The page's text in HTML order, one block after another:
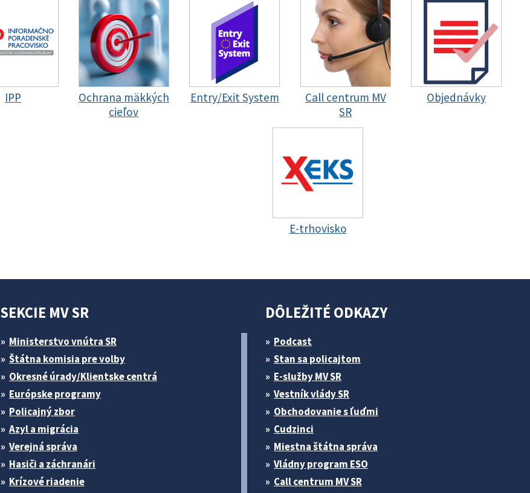
IPP
Ochrana mäkkých
cieľov
Entry/Exit System
Call centrum MV
SR
Objednávky
E-trhovisko
SEKCIE MV SR
Ministerstvo vnútra SR
Štátna komisia pre volby
Okresné úrady/Klientske centrá
Európske programy
Policajný zbor
Azyl a migrácia
Verejná správa
Hasiči a záchranári
Krízové riadenie
DÔLEŽITÉ ODKAZY
Podcast
Stan sa policajtom
E-služby MV SR
Vestník vlády SR
Obchodovanie s ľuďmi
Cudzinci
Miestna štátna správa
Vládny program ESO
Call centrum MV SR